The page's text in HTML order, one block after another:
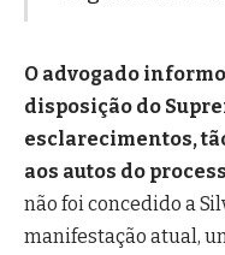
O advogado
disposição do
esclarecimentos,
aos autos do
não foi concedido a
manifestação atual,